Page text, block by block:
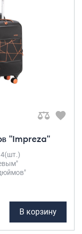
"Impreza"
4(шт.)
В корзину